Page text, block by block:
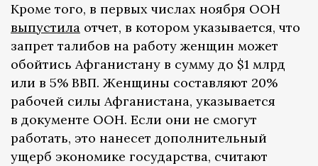
Кроме того, в первых числах ноября ООН
выпустила отчет, в котором указывается, что
запрет талибов на работу женщин может
обойтись Афганистану в сумму до $1 млрд
или в 5% ВВП. Женщины составляют 20%
рабочей силы Афганистана, указывается
в документе ООН. Если они не смогут
работать, это нанесет дополнительный
ущерб экономике государства, считают